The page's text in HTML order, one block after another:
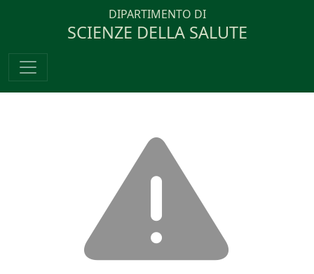
DIPARTIMENTO DI
SCIENZE DELLA SALUTE